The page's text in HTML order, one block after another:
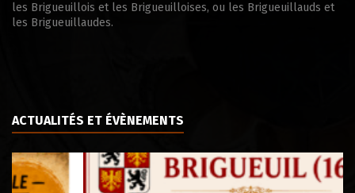
les Brigueuillois et les Brigueuilloises, ou les Brigueuillauds et
les Brigueuillaudes.
ACTUALITÉS ET ÉVÈNEMENTS